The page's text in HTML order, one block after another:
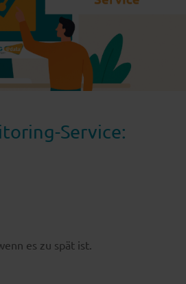
Service:
es zu spät ist.